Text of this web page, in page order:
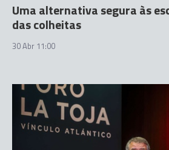
Uma alternativa segura às
das colheitas
30 Abr 11:00